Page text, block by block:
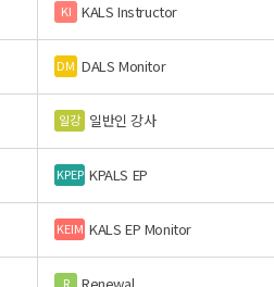
KI KALS Instructor
DM DALS Monitor
일강 일반인 강사
KPEP KPALS EP
KEIM KALS EP Monitor
R